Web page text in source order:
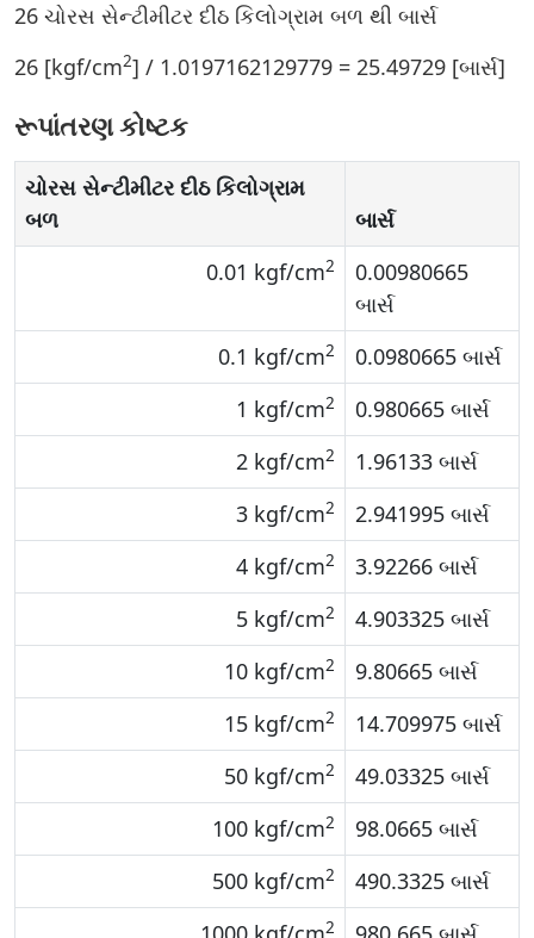
26 ચોરસ સેન્ટીમીટર દીઠ કિલોગ્રામ બળ થી બાર્સ
26 [kgf/cm2] / 1.0197162129779 = 25.49729 [બાર્સ]
રૂપાંતરણ કોષ્ટક
ચોરસ સેન્ટીમીટર દીઠ કિલોગ્રામ
બળ
બાર્સ
0.01 kgf/cm2
0.00980665
બાર્સ
0.1 kgf/cm2
0.0980665 બાર્સ
1 kgf/cm2
0.980665 બાર્સ
2 kgf/cm2
1.96133 બાર્સ
3 kgf/cm2
2.941995 બાર્સ
4 kgf/cm2
3.92266 બાર્સ
5 kgf/cm2
4.903325 બાર્સ
10 kgf/cm2
9.80665 બાર્સ
15 kgf/cm2
14.709975 બાર્સ
50 kgf/cm2
49.03325 બાર્સ
100 kgf/cm2
98.0665 બાર્સ
500 kgf/cm2
490.3325 બાર્સ
2